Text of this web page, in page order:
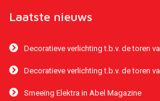
Laatste nieuws
Decoratieve verlichting t.b.v. de toren
Decoratieve verlichting t.b.v. de toren
Smeeïng Elektra in Abel Magazine